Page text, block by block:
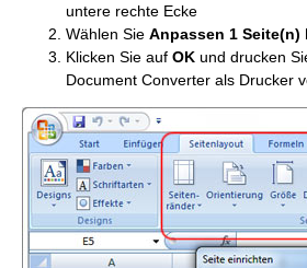
untere rechte Ecke
Wählen Sie Anpassen 1
Klicken Sie auf OK und drucken
Document Converter als Drucker